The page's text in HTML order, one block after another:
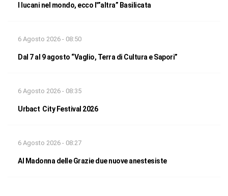
I lucani nel mondo, ecco l'”altra” Basilicata
6 Agosto 2026 - 08:50
Dal 7 al 9 agosto “Vaglio, Terra di Cultura e Sapori”
6 Agosto 2026 - 08:35
Urbact City Festival 2026
6 Agosto 2026 - 08:27
Al Madonna delle Grazie due nuove anestesiste